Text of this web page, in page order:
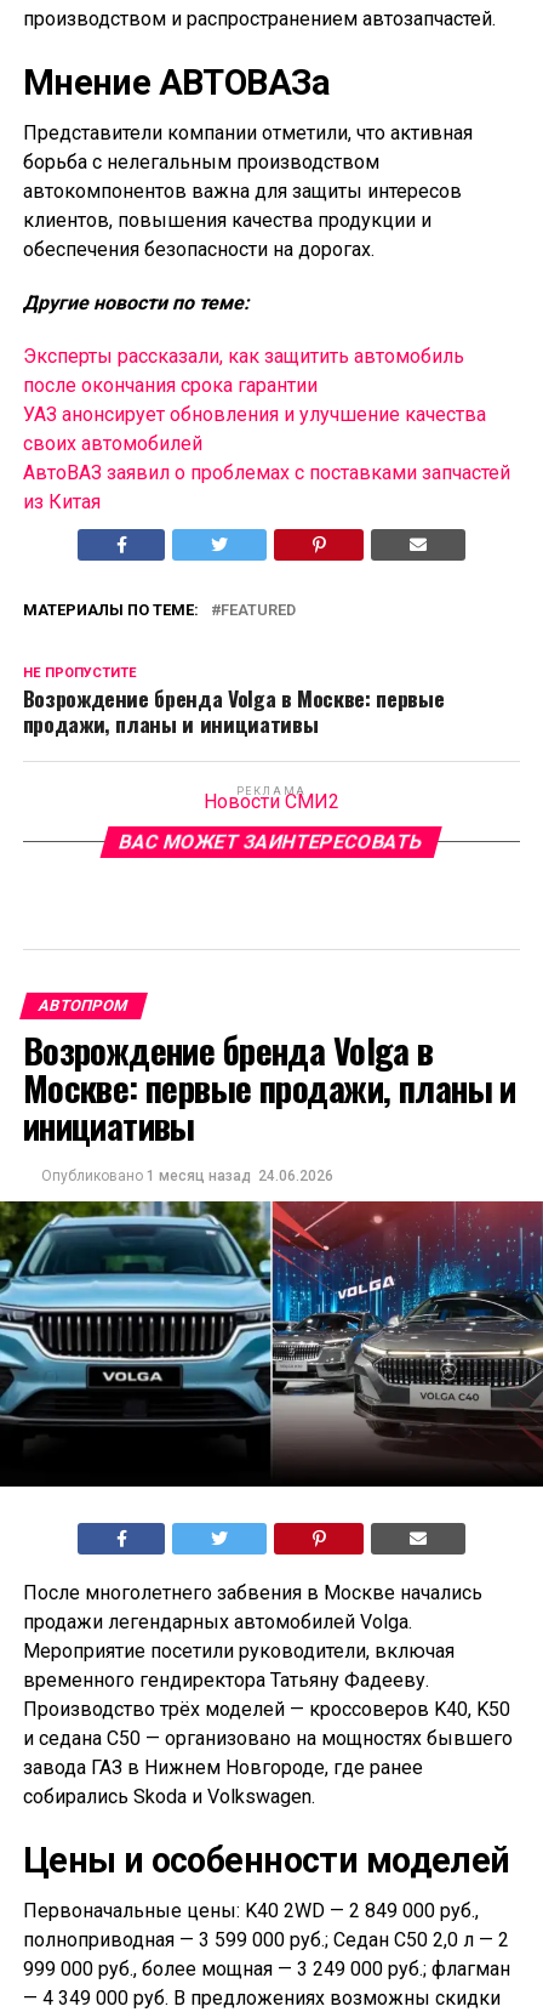
производством и распространением автозапчастей.
Мнение АВТОВАЗа
Представители компании отметили, что активная
борьба с нелегальным производством
автокомпонентов важна для защиты интересов
клиентов, повышения качества продукции и
обеспечения безопасности на дорогах.
Другие новости по теме:
Эксперты рассказали, как защитить автомобиль
после окончания срока гарантии
УАЗ анонсирует обновления и улучшение качества
своих автомобилей
АвтоВАЗ заявил о проблемах с поставками запчастей
из Китая
МАТЕРИАЛЫ ПО ТЕМЕ: FEATURED
НЕ ПРОПУСТИТЕ
Возрождение бренда Volga в Москве: первые
продажи, планы и инициативы
РЕКЛАМА
Новости СМИ2
ВАС МОЖЕТ ЗАИНТЕРЕСОВАТЬ
АВТОПРОМ
Возрождение бренда Volga в
Москве: первые продажи, планы и
инициативы
Опубликовано 1 месяц назад 24.06.2026
После многолетнего забвения в Москве начались
продажи легендарных автомобилей Volga.
Мероприятие посетили руководители, включая
временного гендиректора Татьяну Фадееву.
Производство трёх моделей — кроссоверов K40, K50
и седана С50 — организовано на мощностях бывшего
завода ГАЗ в Нижнем Новгороде, где ранее
собирались Skoda и Volkswagen.
Цены и особенности моделей
Первоначальные цены: K40 2WD — 2 849 000 руб.,
полноприводная — 3 599 000 руб.; Седан С50 2,0 л — 2
999 000 руб., более мощная — 3 249 000 руб.; флагман
— 4 349 000 руб. В предложениях возможны скидки